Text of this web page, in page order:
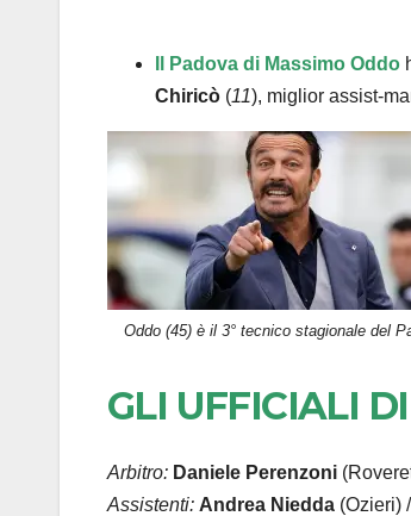
Il Padova di Massimo Oddo
Chiricò (11), miglior assist-
Oddo (45) è il 3° tecnico stagionale del
GLI UFFICIALI
Arbitro: Daniele Perenzoni
Assistenti: Andrea Niedda (Ozieri) /